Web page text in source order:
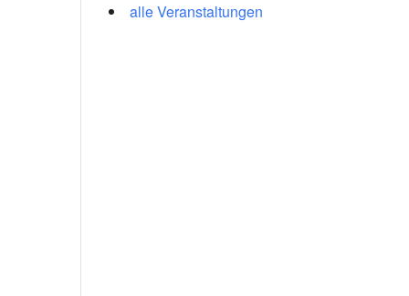
alle Veranstaltungen